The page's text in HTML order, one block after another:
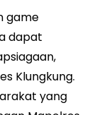
game
dapat
Klungkung.
yang